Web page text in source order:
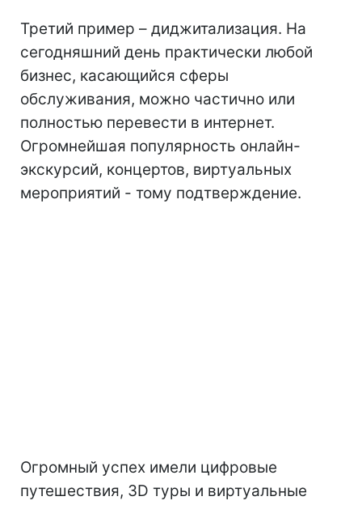
Третий пример – диджитализация. На
сегодняшний день практически любой
бизнес, касающийся сферы
обслуживания, можно частично или
полностью перевести в интернет.
Огромнейшая популярность онлайн-
экскурсий, концертов, виртуальных
мероприятий - тому подтверждение.
Огромный успех имели цифровые
путешествия, 3D туры и виртуальные